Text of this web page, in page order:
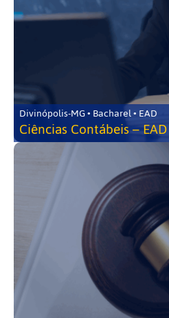
Divinópolis-MG • Bacharel • EAD
Ciências Contábeis – EAD